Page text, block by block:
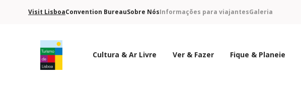
Visit LisboaConvention BureauSobre NósInformações para viajantesGaleria
Cultura & Ar Livre Ver & Fazer Fique & Planeie